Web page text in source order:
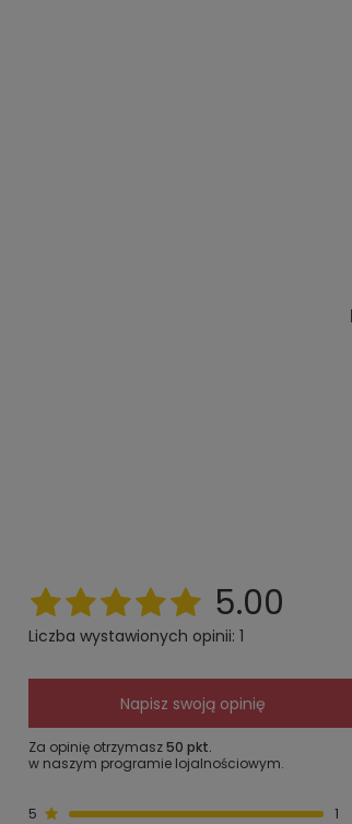
5.00
Liczba wystawionych opinii: 1
Napisz swoją opinię
Za opinię otrzymasz50 pkt.
w naszym programie lojalnościowym.
5
1